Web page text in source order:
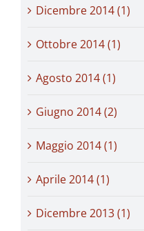
Dicembre 2014 (1)
Ottobre 2014 (1)
Agosto 2014 (1)
Giugno 2014 (2)
Maggio 2014 (1)
Aprile 2014 (1)
Dicembre 2013 (1)